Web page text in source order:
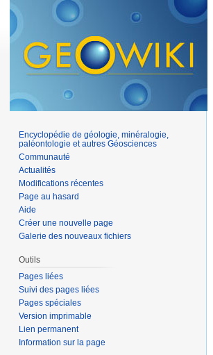
Encyclopédie de géologie, minéralogie,
paléontologie et autres Géosciences
Communauté
Actualités
Modifications récentes
Page au hasard
Aide
Créer une nouvelle page
Galerie des nouveaux fichiers
Outils
Pages liées
Suivi des pages liées
Pages spéciales
Version imprimable
Lien permanent
Information sur la page